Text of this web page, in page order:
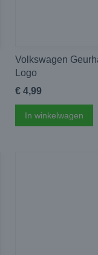
Volkswagen
Logo
€ 4,99
In winkelwagen